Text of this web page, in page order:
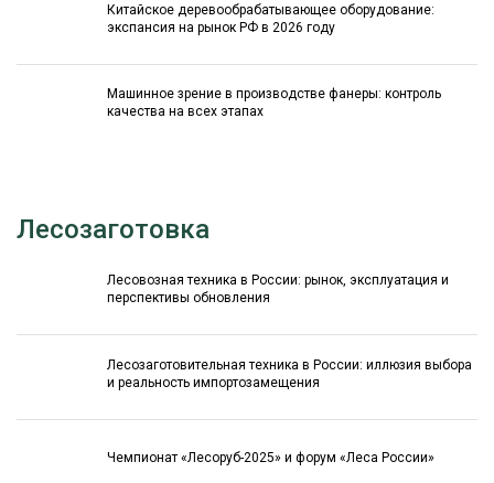
Китайское деревообрабатывающее оборудование:
экспансия на рынок РФ в 2026 году
Машинное зрение в производстве фанеры: контроль
качества на всех этапах
Лесозаготовка
Лесовозная техника в России: рынок, эксплуатация и
перспективы обновления
Лесозаготовительная техника в России: иллюзия выбора
и реальность импортозамещения
Чемпионат «Лесоруб-2025» и форум «Леса России»